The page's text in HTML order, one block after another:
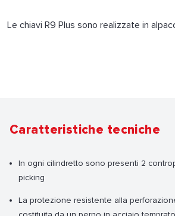
Le chiavi R9 Plus sono realizzate in
Caratteristiche tecniche
In ogni cilindretto sono presenti 2
picking
La protezione resistente alla